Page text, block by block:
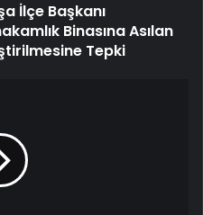
İlçe Başkanı
Binasına Asılan
Tepki